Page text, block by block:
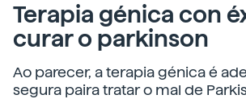
Terapia génica con
curar o parkinson
Ao parecer, a terapia génica é
segura paira tratar o mal de